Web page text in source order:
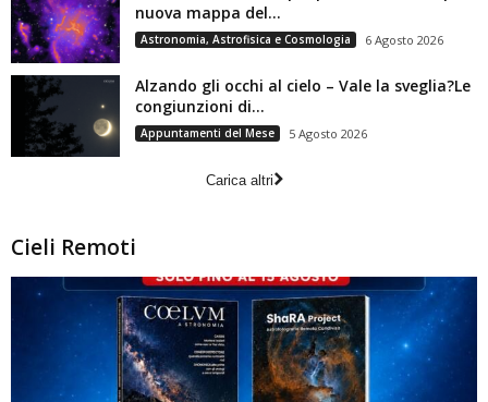
nuova mappa del...
Astronomia, Astrofisica e Cosmologia 6 Agosto 2026
Alzando gli occhi al cielo – Vale la sveglia?Le
congiunzioni di...
Appuntamenti del Mese 5 Agosto 2026
Carica altri
Cieli Remoti